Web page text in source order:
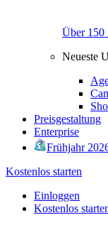
Über 150
Neueste
Preisgestaltung
Enterprise
Frühjahr
Kostenlos starten
Einloggen
Kostenlos